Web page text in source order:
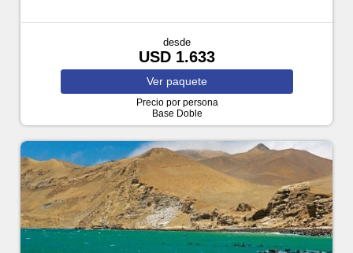
desde
USD 1.633
Ver paquete
Precio por persona
Base Doble